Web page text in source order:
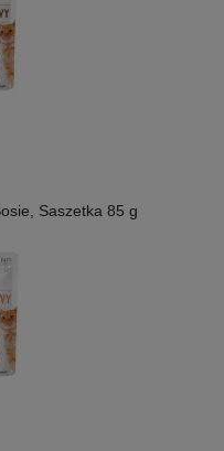
Saszetka 85 g